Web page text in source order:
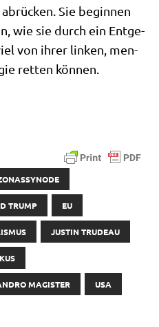
Sie begin­nen
wie sie durch ein Ent­ge­
von ihrer lin­ken, men­
ret­ten können.
TRUMP EU
JUSTIN TRUDEAU
MAGISTER USA